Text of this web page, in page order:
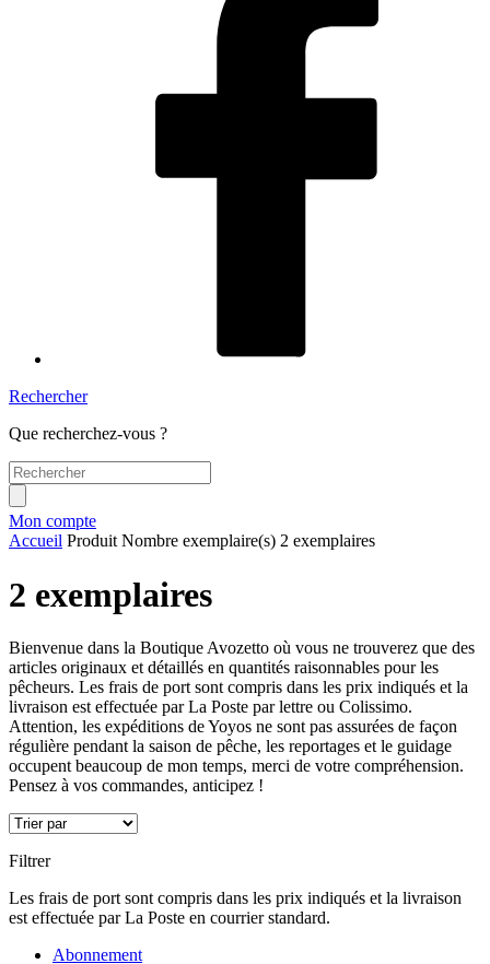
Rechercher
Que recherchez-vous ?
Mon compte
Accueil Produit Nombre exemplaire(s) 2 exemplaires
2 exemplaires
Bienvenue dans la Boutique Avozetto où vous ne trouverez que des
articles originaux et détaillés en quantités raisonnables pour les
pêcheurs. Les frais de port sont compris dans les prix indiqués et la
livraison est effectuée par La Poste par lettre ou Colissimo.
Attention, les expéditions de Yoyos ne sont pas assurées de façon
régulière pendant la saison de pêche, les reportages et le guidage
occupent beaucoup de mon temps, merci de votre compréhension.
Pensez à vos commandes, anticipez !
Filtrer
Les frais de port sont compris dans les prix indiqués et la livraison
est effectuée par La Poste en courrier standard.
Abonnement